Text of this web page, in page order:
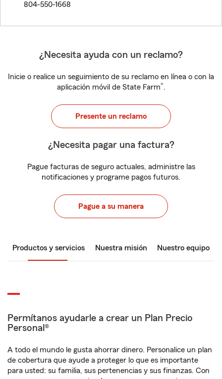
804-550-1668
¿Necesita ayuda con un reclamo?
Inicie o realice un seguimiento de su reclamo en línea o con la
aplicación móvil de State Farm®.
Presente un reclamo
¿Necesita pagar una factura?
Pague facturas de seguro actuales, administre las
notificaciones y programe pagos futuros.
Pague a su manera
Productos y servicios Nuestra misión Nuestro equipo
Permítanos ayudarle a crear un Plan Precio
Personal®
A todo el mundo le gusta ahorrar dinero. Personalice un plan
de cobertura que ayude a proteger lo que es importante
para usted: su familia, sus pertenencias y sus finanzas. Con